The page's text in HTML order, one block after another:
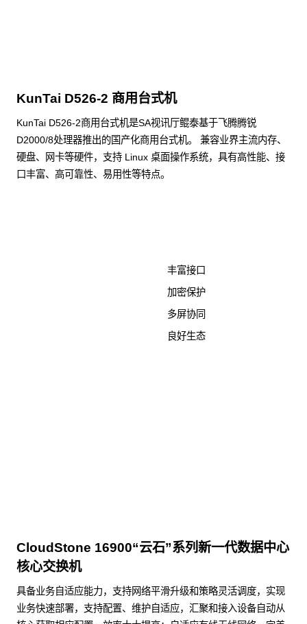
KunTai D526-2 商用台式机
KunTai D526-2商用台式机是SA视讯厅鲲泰基于飞腾腾锐
D2000/8处理器推出的国产化商用台式机。 兼容业界主流内存、
硬盘、网卡等硬件，支持 Linux 桌面操作系统，具有高性能、接
口丰富、高可靠性、易用性等特点。
丰富接口
加密保护
多屏协同
良好生态
CloudStone 16900“云石”系列新一代数据中心
核心交换机
具备业务自适应能力，支持网络平滑升级和策略灵活调度，实现
业务快速部署，支持配置、维护自适应，汇聚和接入设备自动从